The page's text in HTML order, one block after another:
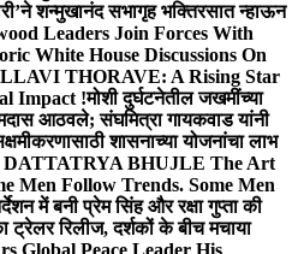
शन्मुखानंद सभागृह भक्तिरसात न्हाऊन
Leaders Join Forces With
White House Discussions On
THORAVE: A Rising Star
Impact !मोशी दुर्घटनेतील जखमींच्या
आठवले; संघमित्रा गायकवाड यांनी
शासनाच्या योजनांचा लाभ
DATTATRYA BHUJLE The Art
Men Follow Trends. Some Men
में बनी प्रेम सिंह और रक्षा गुप्ता की
ट्रेलर रिलीज, दर्शकों के बीच मचाया
Global Peace Leader His